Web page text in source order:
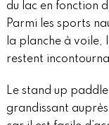
du lac en fonction
Parmi les sports
la planche à voile,
restent
Le stand up
grandissant